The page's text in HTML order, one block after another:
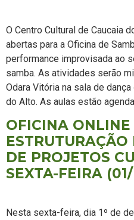
O Centro Cultural de Caucaia
abertas para a Oficina de
performance improvisada ao
samba. As atividades serão
Odara Vitória na sala de
do Alto. As aulas estão
OFICINA ONLINE
DE PROJETOS
SEXTA-FEIRA
Nesta sexta-feira, dia 1º de